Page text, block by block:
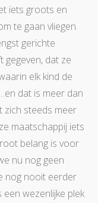
iets groots en
te gaan vliegen.
gerichte
gegeven, dat ze
elk kind de
dat is meer dan
zich steeds meer
maatschappij iets
belang is voor
nu nog geen
nog nooit eerder
wezenlijke plek